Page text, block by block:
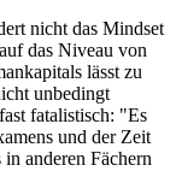
nicht das Mindset
das Niveau von
lässt zu
unbedingt
fatalistisch: "Es
und der Zeit
anderen Fächern